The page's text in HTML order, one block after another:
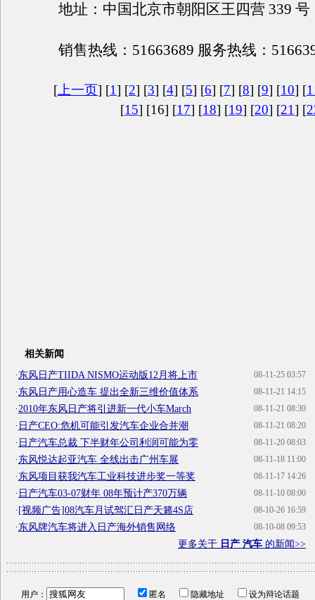
地址：中国北京市朝阳区王四营 339 号
销售热线：51663689 服务热线：
[ 上一页] [1] [2] [3] [4] [5] [6] [7] [8] [9] [10] [
[15] [16] [17] [18] [19] [20] [21] [
相关新闻
08-11-25 03:57
·东风日产TIIDA NISMO运动版12月将上市
08-11-21 14:15
·东风日产用心造车 提出全新三维价值体系
08-11-21 08:30
·2010年东风日产将引进新一代小车March
08-11-21 08:20
· 日产CEO:危机可能引发汽车企业合并潮
08-11-20 08:03
· 日产汽车总裁 下半财年公司利润可能为零
08-11-18 11:00
·东风悦达起亚汽车 全线出击广州车展
08-11-17 14:26
·东风项目获我汽车工业科技进步奖一等奖
08-11-10 08:00
· 日产汽车03-07财年 08年预计产370万辆
08-10-26 16:59
·[视频广告]08汽车月试驾汇日产天籁4S店
08-10-08 09:53
·东风牌汽车将进入日产海外销售网络
更多关于 日产 汽车 的新闻>>
用户： 匿名 隐藏地址
设为辩论话题